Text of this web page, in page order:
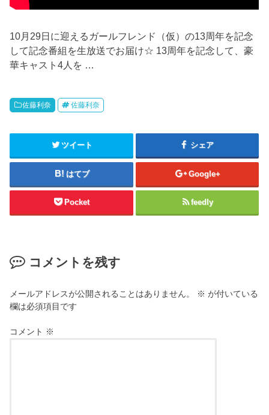
10月29日に迎えるガールフレンド（仮）の13周年を記念
して記念番組を生放送でお届け☆ 13周年を記念して、豪
華キャスト4人を …
佐藤利奈 佐藤利奈
ツイート シェア
はてブ Google+
Pocket feedly
コメントを残す
メールアドレスが公開されることはありません。 ※ が付いている
欄は必須項目です
コメント ※